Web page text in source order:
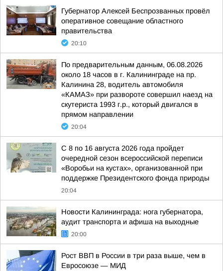
Губернатор Алексей Беспрозванных провёл
оперативное совещание областного
правительства
20:10
По предварительным данным, 06.08.2026
около 18 часов в г. Калининграде на пр.
Калинина 28, водитель автомобиля
«КАМАЗ» при развороте совершил наезд на
скутериста 1993 г.р., который двигался в
прямом направлении
20:04
С 8 по 16 августа 2026 года пройдет
очередной сезон всероссийской переписи
«Воробьи на кустах», организованной при
поддержке Президентского фонда природы
20:04
Новости Калининграда: нога губернатора,
аудит транспорта и афиша на выходные
20:00
Рост ВВП в России в три раза выше, чем в
Евросоюзе — МИД